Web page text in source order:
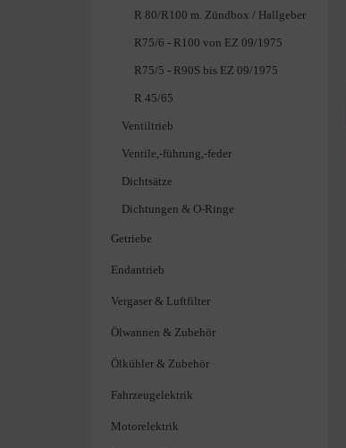
R 80/R100 m. Zündbox / Hallgeber
R75/6 - R100 von EZ 09/1975
R75/5 - R90S bis EZ 09/1975
R 45/65
Ventiltrieb
Ventile,-führung,-feder
Dichtsätze
Dichtungen & O-Ringe
Getriebe
Endantrieb
Vergaser & Luftfilter
Ölwannen & Zubehör
Ölkühler & Zubehör
Fahrzeugelektrik
Motorelektrik